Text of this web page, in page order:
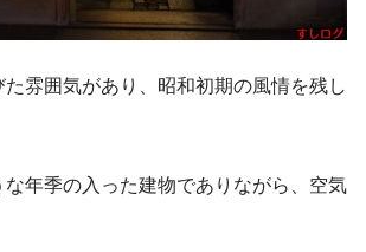
た雰囲気があり、昭和初期の風情を残し
な年季の入った建物でありながら、空気